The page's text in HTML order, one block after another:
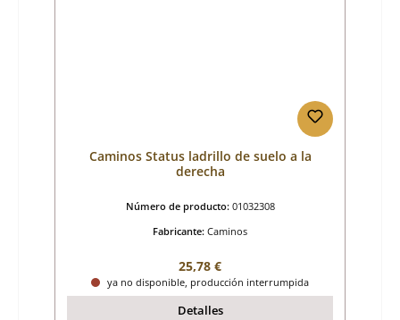
Caminos Status ladrillo de suelo a la
derecha
Número de producto: 01032308
Fabricante: Caminos
Precio normal:
25,78 €
ya no disponible, producción interrumpida
Detalles